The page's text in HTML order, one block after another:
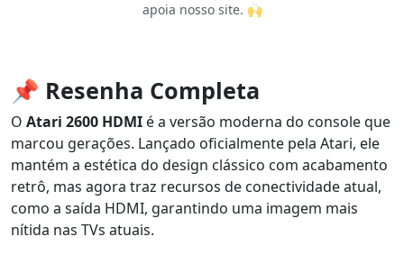
apoia nosso site. 🙌
📌 Resenha Completa
O Atari 2600 HDMI é a versão moderna do console que
marcou gerações. Lançado oficialmente pela Atari, ele
mantém a estética do design clássico com acabamento
retrô, mas agora traz recursos de conectividade atual,
como a saída HDMI, garantindo uma imagem mais
nítida nas TVs atuais.